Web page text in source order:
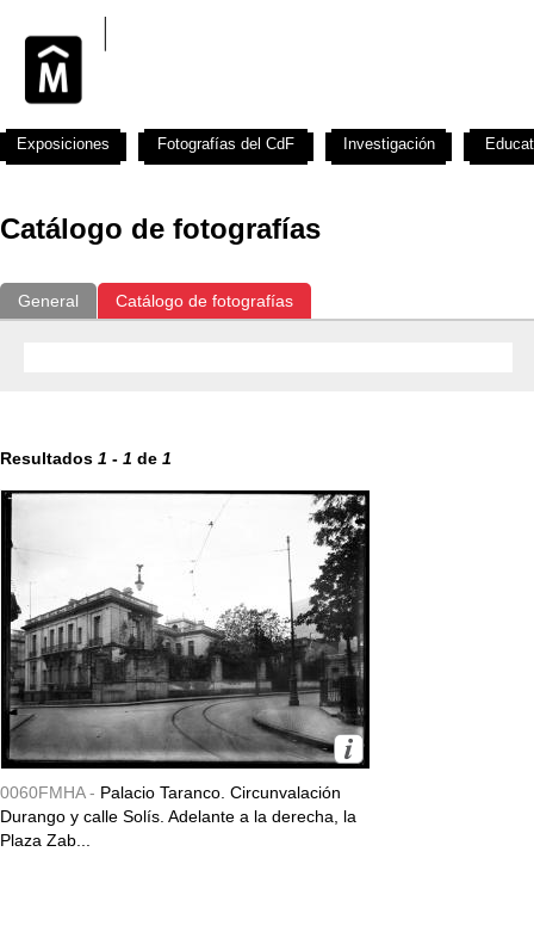
Catálogo de fotografías
General Catálogo de fotografías
Resultados 1 - 1 de 1
0060FMHA - Palacio Taranco. Circunvalación
Durango y calle Solís. Adelante a la derecha, la
Plaza Zab...
Exposiciones Fotografías del CdF Investigación